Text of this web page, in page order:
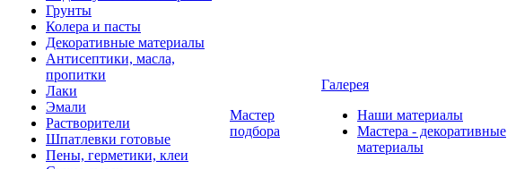
Грунты
Колера и пасты
Декоративные материалы
Антисептики, масла,
пропитки
Лаки
Эмали
Растворители
Шпатлевки готовые
Пены, герметики, клеи
Мастер
подбора
Галерея
Наши материалы
Мастера - декоративные
материалы